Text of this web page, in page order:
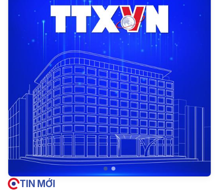
TIN MỚI